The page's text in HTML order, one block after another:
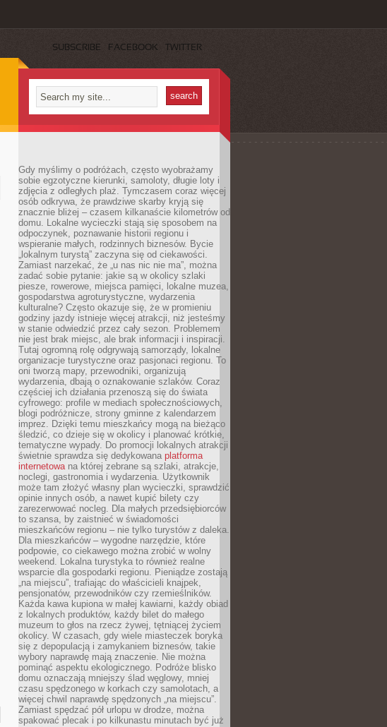
SUBSCRIBE FACEBOOK TWITTER
Gdy myślimy o podróżach, często wyobrażamy
sobie egzotyczne kierunki, samoloty, długie loty i
zdjęcia z odległych plaż. Tymczasem coraz więcej
osób odkrywa, że prawdziwe skarby kryją się
znacznie bliżej – czasem kilkanaście kilometrów od
domu. Lokalne wycieczki stają się sposobem na
odpoczynek, poznawanie historii regionu i
wspieranie małych, rodzinnych biznesów. Bycie
„lokalnym turystą” zaczyna się od ciekawości.
Zamiast narzekać, że „u nas nic nie ma”, można
zadać sobie pytanie: jakie są w okolicy szlaki
piesze, rowerowe, miejsca pamięci, lokalne muzea,
gospodarstwa agroturystyczne, wydarzenia
kulturalne? Często okazuje się, że w promieniu
godziny jazdy istnieje więcej atrakcji, niż jesteśmy
w stanie odwiedzić przez cały sezon. Problemem
nie jest brak miejsc, ale brak informacji i inspiracji.
Tutaj ogromną rolę odgrywają samorządy, lokalne
organizacje turystyczne oraz pasjonaci regionu. To
oni tworzą mapy, przewodniki, organizują
wydarzenia, dbają o oznakowanie szlaków. Coraz
częściej ich działania przenoszą się do świata
cyfrowego: profile w mediach społecznościowych,
blogi podróżnicze, strony gminne z kalendarzem
imprez. Dzięki temu mieszkańcy mogą na bieżąco
śledzić, co dzieje się w okolicy i planować krótkie,
tematyczne wypady. Do promocji lokalnych atrakcji
świetnie sprawdza się dedykowana platforma
internetowana której zebrane są szlaki, atrakcje,
noclegi, gastronomia i wydarzenia. Użytkownik
może tam złożyć własny plan wycieczki, sprawdzić
opinie innych osób, a nawet kupić bilety czy
zarezerwować nocleg. Dla małych przedsiębiorców
to szansa, by zaistnieć w świadomości
mieszkańców regionu – nie tylko turystów z daleka.
Dla mieszkańców – wygodne narzędzie, które
podpowie, co ciekawego można zrobić w wolny
weekend. Lokalna turystyka to również realne
wsparcie dla gospodarki regionu. Pieniądze zostają
„na miejscu”, trafiając do właścicieli knajpek,
pensjonatów, przewodników czy rzemieślników.
Każda kawa kupiona w małej kawiarni, każdy obiad
z lokalnych produktów, każdy bilet do małego
muzeum to głos na rzecz żywej, tętniącej życiem
okolicy. W czasach, gdy wiele miasteczek boryka
się z depopulacją i zamykaniem biznesów, takie
wybory naprawdę mają znaczenie. Nie można
pominąć aspektu ekologicznego. Podróże blisko
domu oznaczają mniejszy ślad węglowy, mniej
czasu spędzonego w korkach czy samolotach, a
więcej chwil naprawdę spędzonych „na miejscu”.
Zamiast spędzać pół urlopu w drodze, można
spakować plecak i po kilkunastu minutach być już